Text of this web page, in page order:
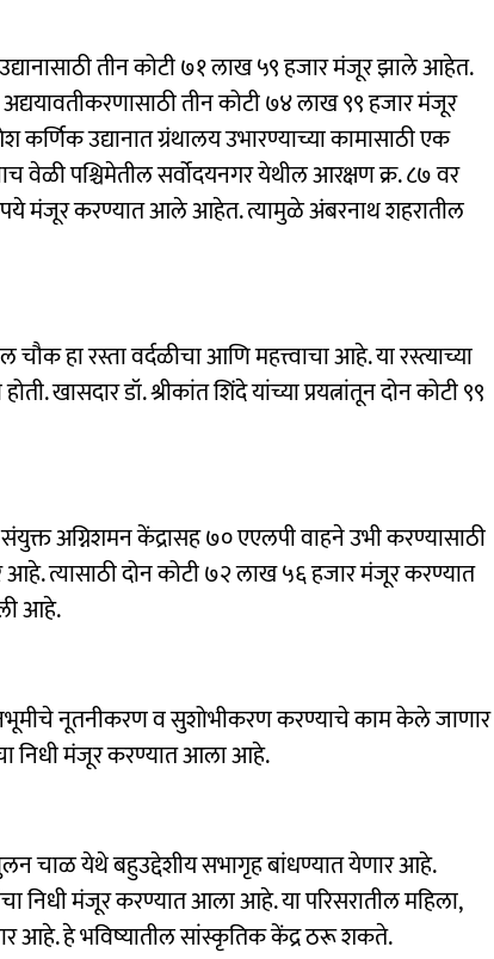
तीन कोटी ७१ लाख ५९ हजार मंजूर झाले आहेत.
तीन कोटी ७४ लाख ९९ हजार मंजूर
उद्यानात ग्रंथालय उभारण्याच्या कामासाठी एक
पश्चिमेतील सर्वोदयनगर येथील आरक्षण क्र. ८७ वर
मंजूर करण्यात आले आहेत. त्यामुळे अंबरनाथ शहरातील
हा रस्ता वर्दळीचा आणि महत्त्वाचा आहे. या रस्त्याच्या
खासदार डॉ. श्रीकांत शिंदे यांच्या प्रयत्नांतून दोन कोटी ९९
अग्निशमन केंद्रासह ७० एएलपी वाहने उभी करण्यासाठी
त्यासाठी दोन कोटी ७२ लाख ५६ हजार मंजूर करण्यात
आहे.
नूतनीकरण व सुशोभीकरण करण्याचे काम केले जाणार
निधी मंजूर करण्यात आला आहे.
चाळ येथे बहुउद्देशीय सभागृह बांधण्यात येणार आहे.
निधी मंजूर करण्यात आला आहे. या परिसरातील महिला,
आहे. हे भविष्यातील सांस्कृतिक केंद्र ठरू शकते.